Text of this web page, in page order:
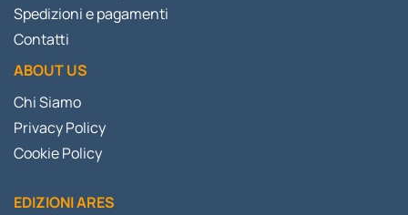
Spedizioni e pagamenti
Contatti
ABOUT US
Chi Siamo
Privacy Policy
Cookie Policy
EDIZIONI ARES